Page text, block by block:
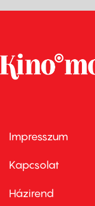
Footer
first
Impresszum
Kapcsolat
Footer
Házirend